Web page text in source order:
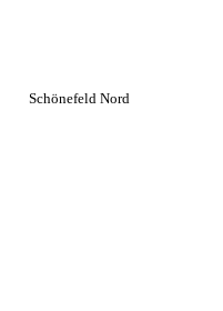
Schönefeld Nord